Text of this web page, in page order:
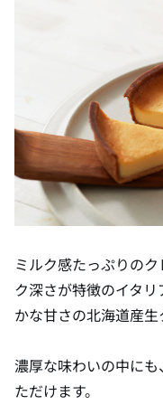
ミルク感たっぷりの
ク深さが特徴のイタ
かな甘さの北海道産生
濃厚な味わいの中に
ただけます。